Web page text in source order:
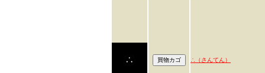
∴（さんてん）